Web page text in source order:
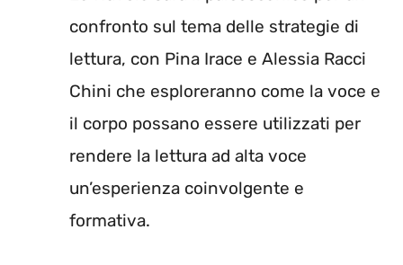
confronto sul tema delle strategie di
lettura, con Pina Irace e Alessia Racci
Chini che esploreranno come la voce e
il corpo possano essere utilizzati per
rendere la lettura ad alta voce
un’esperienza coinvolgente e
formativa.